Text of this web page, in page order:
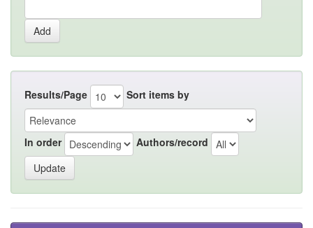
Results/Page Sort items by
In order Authors/record